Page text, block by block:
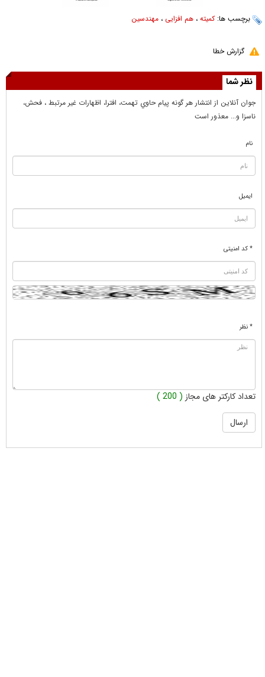
برچسب ها:کمیته ، هم افزایی ، مهندسین
گزارش خطا
نظر شما
جوان آنلاين از انتشار هر گونه پيام حاوي تهمت، افترا، اظهارات غير مرتبط ، فحش،
ناسزا و... معذور است
نام
ایمیل
* کد امنیتی
* نظر
تعداد کارکتر های مجاز ( 200 )